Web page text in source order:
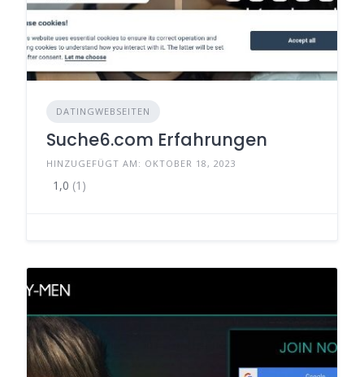
DATINGWEBSEITEN
Suche6.com Erfahrungen
HINZUGEFÜGT AM: OKTOBER 18, 2023
1,0 (1)